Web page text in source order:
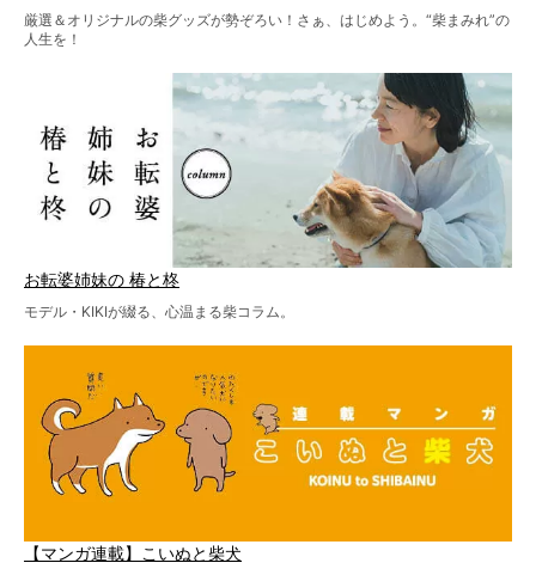
厳選＆オリジナルの柴グッズが勢ぞろい！さぁ、はじめよう。“柴まみれ”の
人生を！
お転婆姉妹の 椿と柊
モデル・KIKIが綴る、心温まる柴コラム。
【マンガ連載】こいぬと柴犬